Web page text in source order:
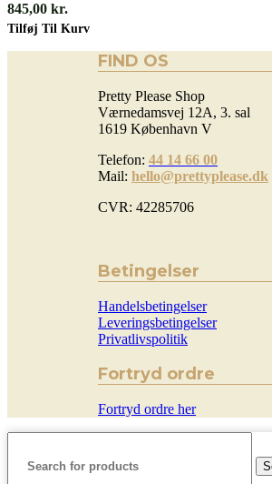
845,00 kr.
Tilføj Til Kurv
FIND OS
Pretty Please Shop
Værnedamsvej 12A, 3. sal
1619 København V
Telefon: 44 14 66 00
Mail: hello@prettyplease.dk
CVR: 42285706
Betingelser
Handelsbetingelser
Leveringsbetingelser
Privatlivspolitik
Fortryd ordre
Fortryd ordre her